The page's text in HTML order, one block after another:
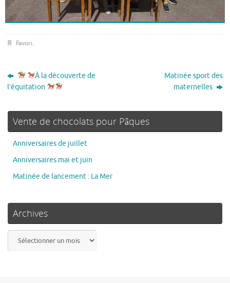
Favori.
À la découverte de
l’équitation
Matinée sport des
maternelles
Vente de chocolats pour Pâques
Anniversaires de juillet
Anniversaires mai et juin
Matinée de lancement : La Mer
Archives